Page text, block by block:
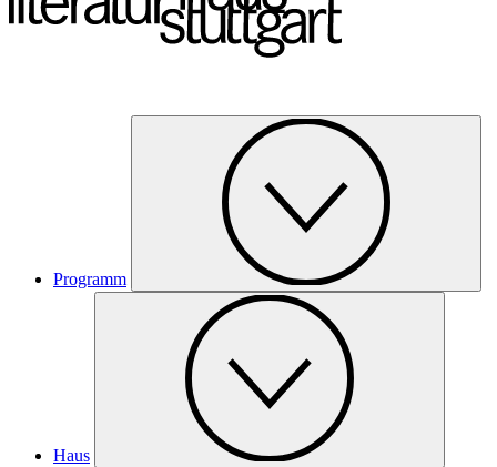
Programm
Haus